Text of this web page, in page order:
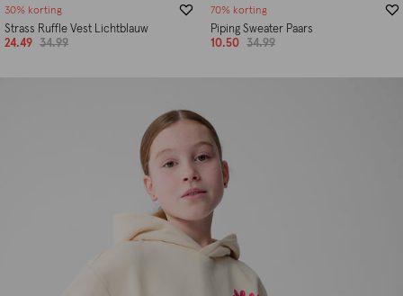
30% korting
Strass Ruffle Vest Lichtblauw
24.49
34.99
70% korting
Piping Sweater Paars
10.50
34.99